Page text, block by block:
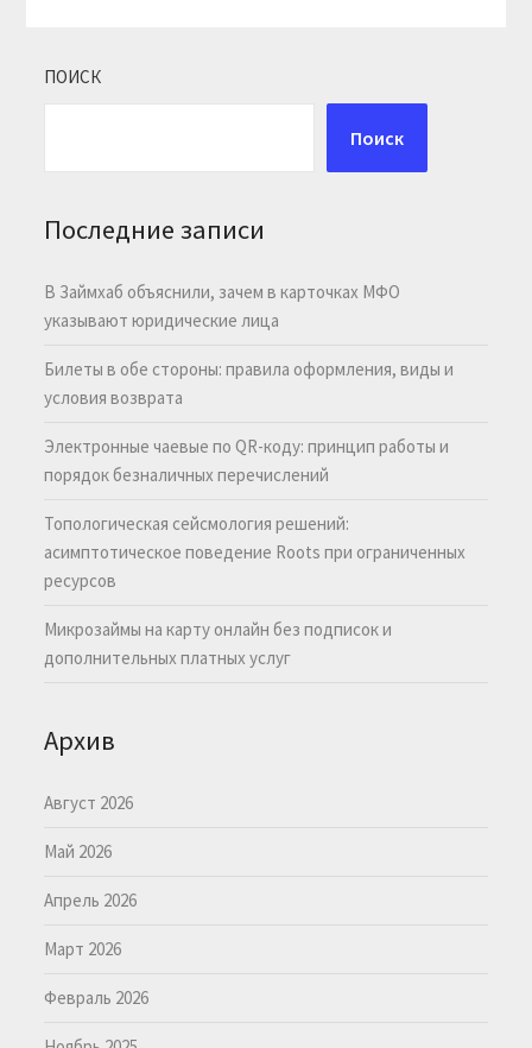
ПОИСК
Поиск
Последние записи
В Займхаб объяснили, зачем в карточках МФО
указывают юридические лица
Билеты в обе стороны: правила оформления, виды и
условия возврата
Электронные чаевые по QR-коду: принцип работы и
порядок безналичных перечислений
Топологическая сейсмология решений:
асимптотическое поведение Roots при ограниченных
ресурсов
Микрозаймы на карту онлайн без подписок и
дополнительных платных услуг
Архив
Август 2026
Май 2026
Апрель 2026
Март 2026
Февраль 2026